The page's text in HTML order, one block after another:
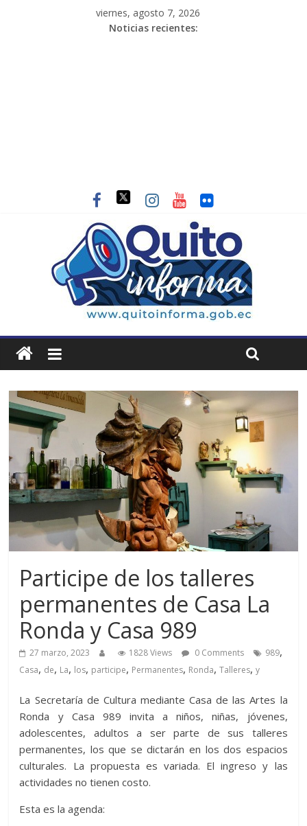
viernes, agosto 7, 2026
Noticias recientes:
Participe de los talleres
permanentes de Casa La
Ronda y Casa 989
27 marzo, 2023 1828 Views 0 Comments 989,
Casa, de, La, los, participe, Permanentes, Ronda,Talleres,y
La Secretaría de Cultura mediante Casa de las Artes la
Ronda y Casa 989 invita a niños, niñas, jóvenes,
adolescentes, adultos a ser parte de sus talleres
permanentes, los que se dictarán en los dos espacios
culturales. La propuesta es variada. El ingreso y las
actividades no tienen costo.
Esta es la agenda: